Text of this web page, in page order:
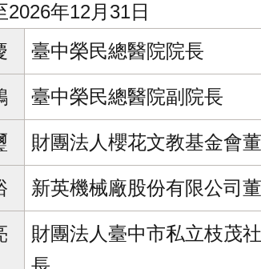
年12月31日
臺中榮民總醫院院長
臺中榮民總醫院副院長
財團法人櫻花文教基金會
新英機械廠股份有限公司
財團法人臺中市私立枝茂